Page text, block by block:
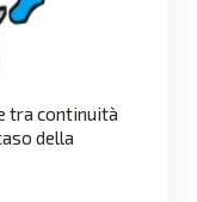
tra continuità
della